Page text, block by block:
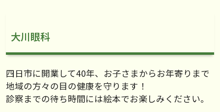
大川眼科
四日市に開業して40年、お子さまからお年寄りまで
地域の方々の目の健康を守ります！
診察までの待ち時間には絵本でお楽しみください。